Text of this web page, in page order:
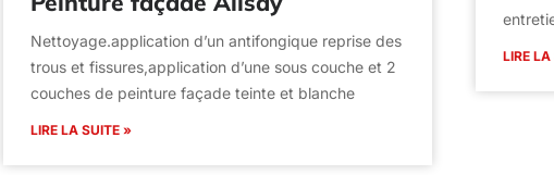
Nettoyage.application d’un antifongique reprise des
trous et fissures,application d’une sous couche et 2
couches de peinture façade teinte et blanche
LIRE LA SUITE »
LIRE